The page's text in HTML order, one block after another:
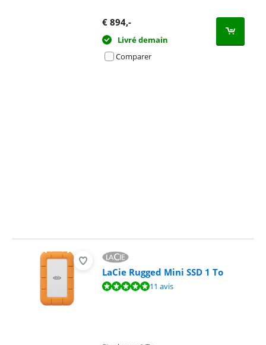
€ 894,-
Livré demain
Comparer
LaCie Rugged Mini SSD 1 To
La note est de 9,8 sur 10, basée sur 11 avis.11 avis